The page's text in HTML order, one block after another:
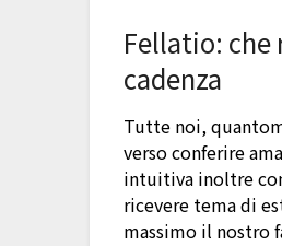
Fellatio: che
cadenza
Tutte noi,
verso conferire
intuitiva inoltre
ricevere tema di
massimo il nostro